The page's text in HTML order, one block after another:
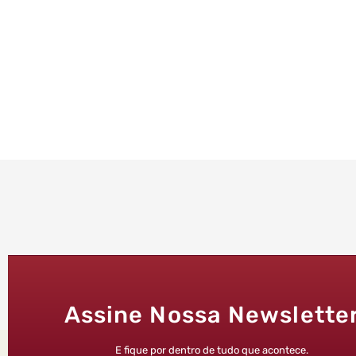
Assine Nossa
E fique por dentro de tudo que acontece.